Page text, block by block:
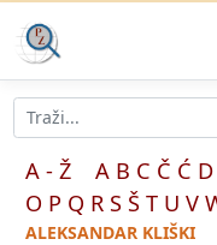
A - Ž A B C Č Ć D
O P Q R S Š T U V
ALEKSANDAR KLIŠKI